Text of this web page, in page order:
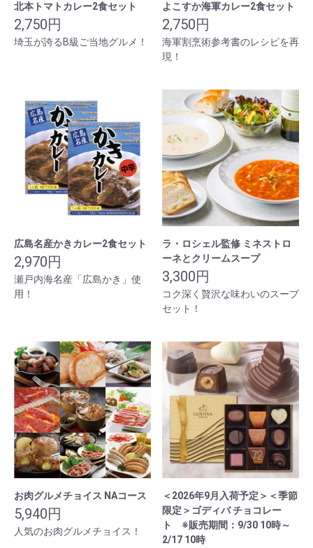
北本トマトカレー2食セット
2,750円
埼玉が誇るB級ご当地グルメ！
よこすか海軍カレー2食セット
2,750円
海軍割烹術参考書のレシピを再
現！
広島名産かきカレー2食セット
2,970円
瀬戸内海名産「広島かき」使
用！
ラ・ロシェル監修 ミネストロ
ーネとクリームスープ
3,300円
コク深く贅沢な味わいのスープ
セット！
お肉グルメチョイス NAコース
5,940円
人気のお肉グルメチョイス！
＜2026年9月入荷予定＞＜季節
限定＞ゴディバ チョコレー
ト ※販売期間：9/30 10時～
2/17 10時